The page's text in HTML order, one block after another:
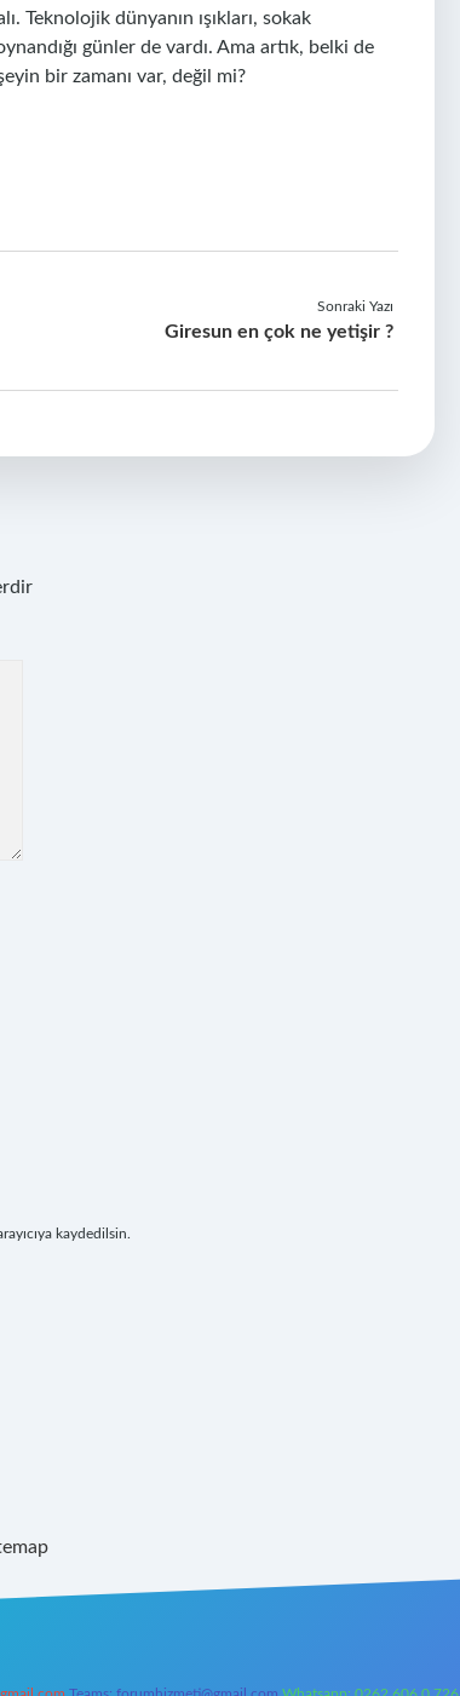
Teknolojik dünyanın ışıkları, sokak
günler de vardı. Ama artık, belki de
bir zamanı var, değil mi?
Sonraki Yazı
Giresun en çok ne yetişir ?
kaydedilsin.